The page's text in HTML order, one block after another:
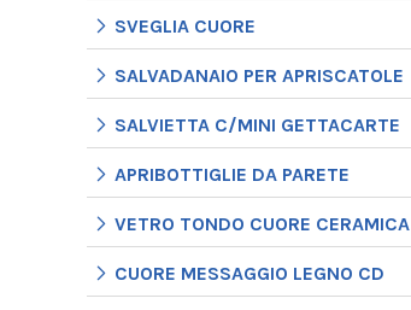
SVEGLIA CUORE
SALVADANAIO PER APRISCATOLE
SALVIETTA C/MINI GETTACARTE
APRIBOTTIGLIE DA PARETE
VETRO TONDO CUORE CERAMICA
CUORE MESSAGGIO LEGNO CD